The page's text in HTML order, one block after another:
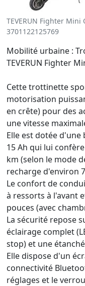
TEVERUN Fighter Mini
3701122125769
Mobilité urbaine :
TEVERUN Fighter
Cette trottinette
motorisation
en crête) pour des
une vitesse
Elle est dotée
15 Ah qui lui
km (selon le mode
recharge d'environ
Le confort de
à ressorts à l'avant
pouces (avec
La sécurité repose
éclairage complet
stop) et une
Elle dispose d'un
connectivité
réglages et le